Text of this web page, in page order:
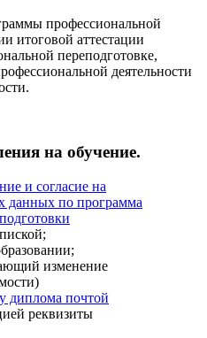
профессиональной
итоговой аттестации
переподготовке,
деятельности
на обучение.
и согласие на
данных по программа
изменение
диплома почтой
реквизиты